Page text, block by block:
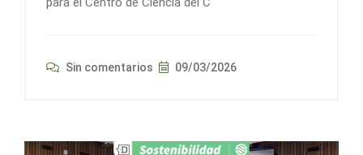
Sin comentarios 09/03/2026